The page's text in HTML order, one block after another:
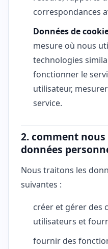
correspondances
Données de
mesure où nous
technologies
fonctionner le
utilisateur,
service.
2. comment
données
Nous traitons les
suivantes :
créer et gérer des
utilisateurs et
fournir des